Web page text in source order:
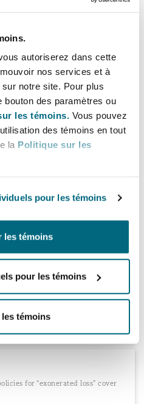
autoriserez dans cette
nos services et à
notre site. Pour plus
bouton des paramètres ou
les témoins. Vous pouvez
des témoins en tout
la Politique sur les
pour les témoins
les témoins
pour les témoins
témoins
to properly
the scheme rules correctly
against a claim relating to
was a company employee and
pension scheme, when in fact
for “exonerated loss” cover